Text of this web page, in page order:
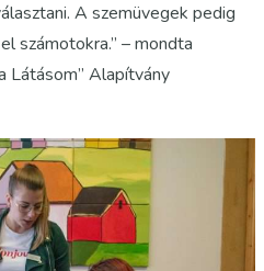
A szemüvegek pedig
számotokra.” – mondta
Látásom” Alapítvány